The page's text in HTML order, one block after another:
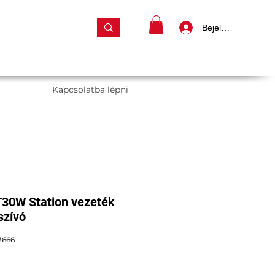
Bejelentkezés
Kapcsolatba lépni
Station vezeték